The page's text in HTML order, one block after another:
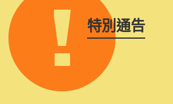
特別通告